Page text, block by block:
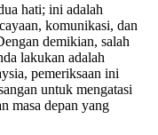
hati; ini adalah
komunikasi, dan
demikian, salah
lakukan adalah
pemeriksaan ini
untuk mengatasi
masa depan yang